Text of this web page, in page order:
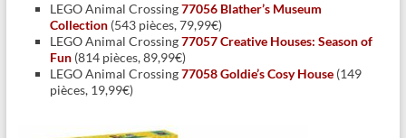
LEGO Animal Crossing77056 Blather’s Museum
Collection(543 pièces, 79,99€)
LEGO Animal Crossing77057 Creative Houses: Season of
Fun(814 pièces, 89,99€)
LEGO Animal Crossing77058 Goldie’s Cosy House(149
pièces, 19,99€)